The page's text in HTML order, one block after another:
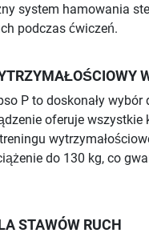
system hamowania
podczas ćwiczeń.
P to doskonały
oferuje
do 130 kg, co
STAWÓW RUCH